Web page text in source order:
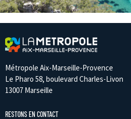
Métropole Aix-Marseille-Provence
Le Pharo 58, boulevard Charles-Livon
13007 Marseille
RESTONS EN CONTACT